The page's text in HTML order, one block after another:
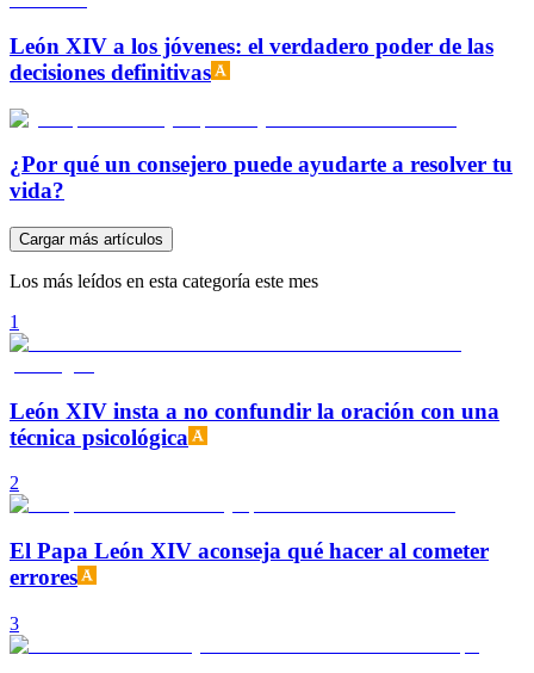
León XIV a los jóvenes: el verdadero poder de las
decisiones definitivas
¿Por qué un consejero puede ayudarte a resolver tu
vida?
Cargar más artículos
Los más leídos en esta categoría este mes
1
León XIV insta a no confundir la oración con una
técnica psicológica
2
El Papa León XIV aconseja qué hacer al cometer
errores
3